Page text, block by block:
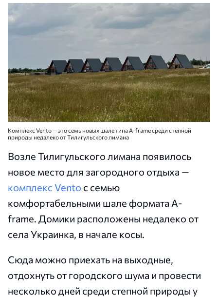
Комплекс Vento — это семь новых шале типа A-frame среди степной
природы недалеко от Тилигульского лимана
Возле Тилигульского лимана появилось
новое место для загородного отдыха —
комплекс Vento с семью
комфортабельными шале формата A-
frame. Домики расположены недалеко от
села Украинка, в начале косы.
Сюда можно приехать на выходные,
отдохнуть от городского шума и провести
несколько дней среди степной природы у